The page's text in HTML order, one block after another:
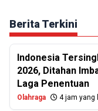
Berita Terkini
Indonesia
2026, Ditahan
Laga Penentuan
Olahraga 4 jam yang